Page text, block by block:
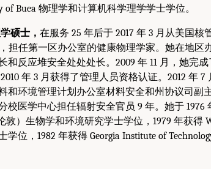
Buea 物理学和计算机科学理学学士学位。
硕士， 在服务 25 年后于 2017 年 3 月从美国核
，担任第一区办公室的健康物理学家。她在地
反应堆安全处处处长。2009 年 11 月，她完成
年 3 月获得了管理人员资格认证。2012 年 7
和环境管理计划办公室材料安全和州协议司副主
医学中心担任辐射安全官员 9 年。她于 1976
敦）生物学和环境研究学士学位，1979 年获得
位，1982 年获得 Georgia Institute of